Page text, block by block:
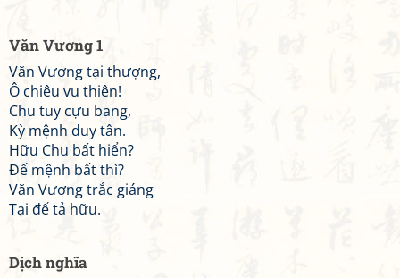
Văn Vương 1
Văn Vương tại thượng,
Ô chiêu vu thiên!
Chu tuy cựu bang,
Kỳ mệnh duy tân.
Hữu Chu bất hiển?
Đế mệnh bất thì?
Văn Vương trắc giáng
Tại đế tả hữu.
Dịch nghĩa